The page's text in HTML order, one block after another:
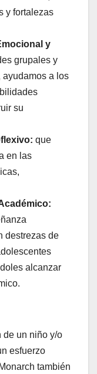
y fortalezas
y
grupales y
ayudamos a los
su
que
en las
destrezas de
alcanzar
de un niño y/o
esfuerzo
también